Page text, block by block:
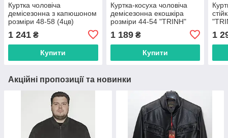
Куртка чоловіча
демісезонна з капюшоном
розміри 48-58 (4цв)
прямого постачальника
1 241 ₴
Купити
Куртка-косуха чоловіча
демісезонна екошкіра
розміри 44-54 "TRINH"
постачальника
1 189₴
Купити
1
Акційні пропозиції та новинки